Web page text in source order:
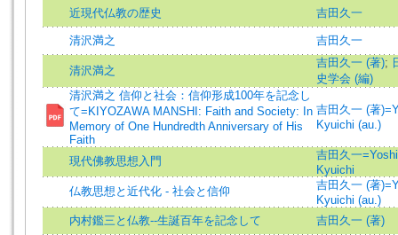
近現代仏教の歴史
吉田久一
清沢満之 吉田久一
清沢満之
吉田久一 (著);
史学会 (編)
清沢満之 信仰と社会：信仰形成100年を記念し
て=KIYOZAWA MANSHI: Faith and Society: In
Memory of One Hundredth Anniversary of His
Faith
吉田久一 (著
Kyuichi (au.)
現代佛教思想入門
吉田久一
Kyuichi
仏教思想と近代化 - 社会と信仰
吉田久一 (著
Kyuichi (au.)
内村鑑三と仏教--生誕百年を記念して
吉田久一 (著)